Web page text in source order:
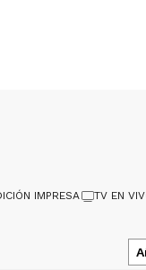
IMPRESA TV EN